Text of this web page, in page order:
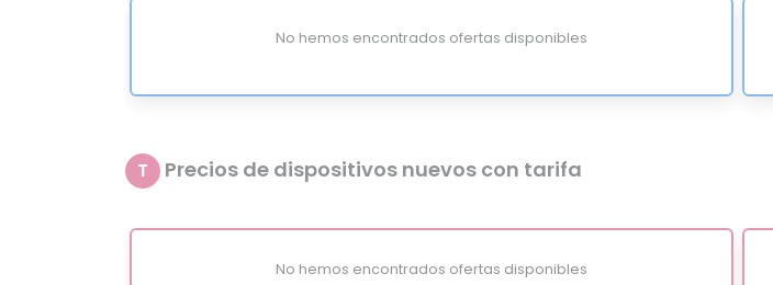
No hemos encontrados ofertas disponibles
T Precios de dispositivos nuevos con tarifa
No hemos encontrados ofertas disponibles